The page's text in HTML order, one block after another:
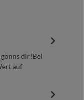
dir!Bei
auf